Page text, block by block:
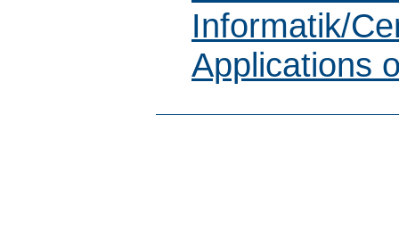
Informatik/
Applications